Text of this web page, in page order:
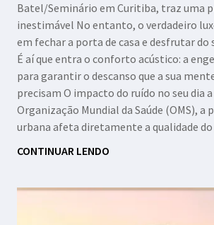
Batel/Seminário em Curitiba, traz uma
inestimável No entanto, o verdadeiro
em fechar a porta de casa e desfrutar
É aí que entra o conforto acústico: a
para garantir o descanso que a sua
precisam O impacto do ruído no seu dia a
Organização Mundial da Saúde (OMS), a
urbana afeta diretamente a qualidade do
CONTINUAR LENDO